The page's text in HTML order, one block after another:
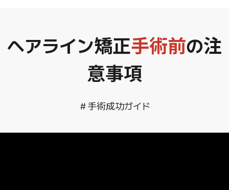
ヘアライン矯正手術前の注
意事項
＃手術成功ガイド